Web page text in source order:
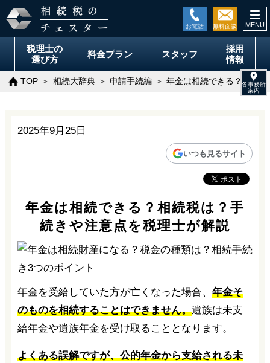
税理士の
選び方
料金プラン スタッフ
採用
情報
TOP 相続大辞典 申請手続編 年金は相続できる？相続
2025年9月25日
いつも見るサイト
年金は相続できる？相続税は？手
続きや注意点を税理士が解説
年金を受給していた方が亡くなった場合、 年金そ
のものを相続することはできません。遺族は未支
給年金や遺族年金を受け取ることとなります。
よくある誤解ですが、公的年金から支給される未